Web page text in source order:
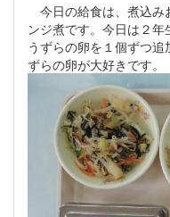
今日の給食は、煮込み
ンジ煮です。今日は２
うずらの卵を１個ずつ
ずらの卵が大好きです。